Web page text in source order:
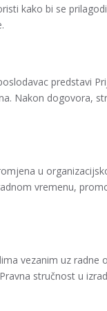
kako bi se
predstavi
Nakon dogovora,
u
vremenu,
vezanim uz radne
stručnost u